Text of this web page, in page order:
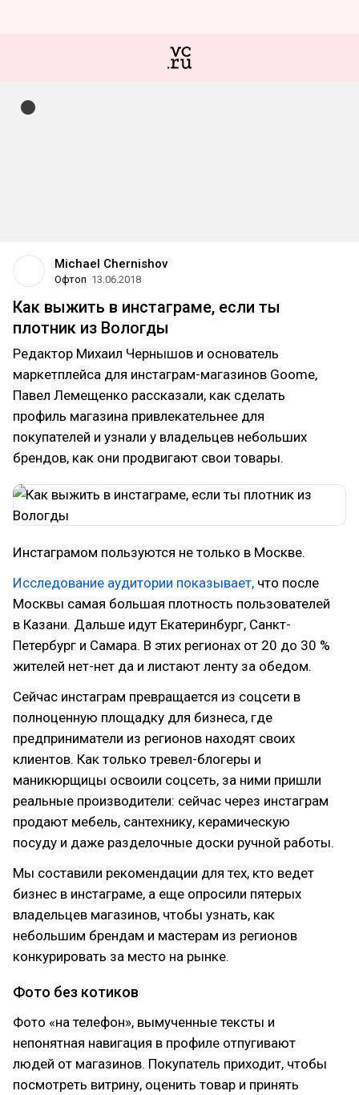
Michael Chernishov
Офтоп 13.06.2018
Как выжить в инстаграме, если ты
плотник из Вологды
Редактор Михаил Чернышов и основатель
маркетплейса для инстаграм-магазинов Goome,
Павел Лемещенко рассказали, как сделать
профиль магазина привлекательнее для
покупателей и узнали у владельцев небольших
брендов, как они продвигают свои товары.
Инстаграмом пользуются не только в Москве.
Исследование аудитории показывает, что после
Москвы самая большая плотность пользователей
в Казани. Дальше идут Екатеринбург, Санкт-
Петербург и Самара. В этих регионах от 20 до 30 %
жителей нет-нет да и листают ленту за обедом.
Сейчас инстаграм превращается из соцсети в
полноценную площадку для бизнеса, где
предприниматели из регионов находят своих
клиентов. Как только тревел-блогеры и
маникюрщицы освоили соцсеть, за ними пришли
реальные производители: сейчас через инстаграм
продают мебель, сантехнику, керамическую
посуду и даже разделочные доски ручной работы.
Мы составили рекомендации для тех, кто ведет
бизнес в инстаграме, а еще опросили пятерых
владельцев магазинов, чтобы узнать, как
небольшим брендам и мастерам из регионов
конкурировать за место на рынке.
Фото без котиков
Фото «на телефон», вымученные тексты и
непонятная навигация в профиле отпугивают
людей от магазинов. Покупатель приходит, чтобы
посмотреть витрину, оценить товар и принять